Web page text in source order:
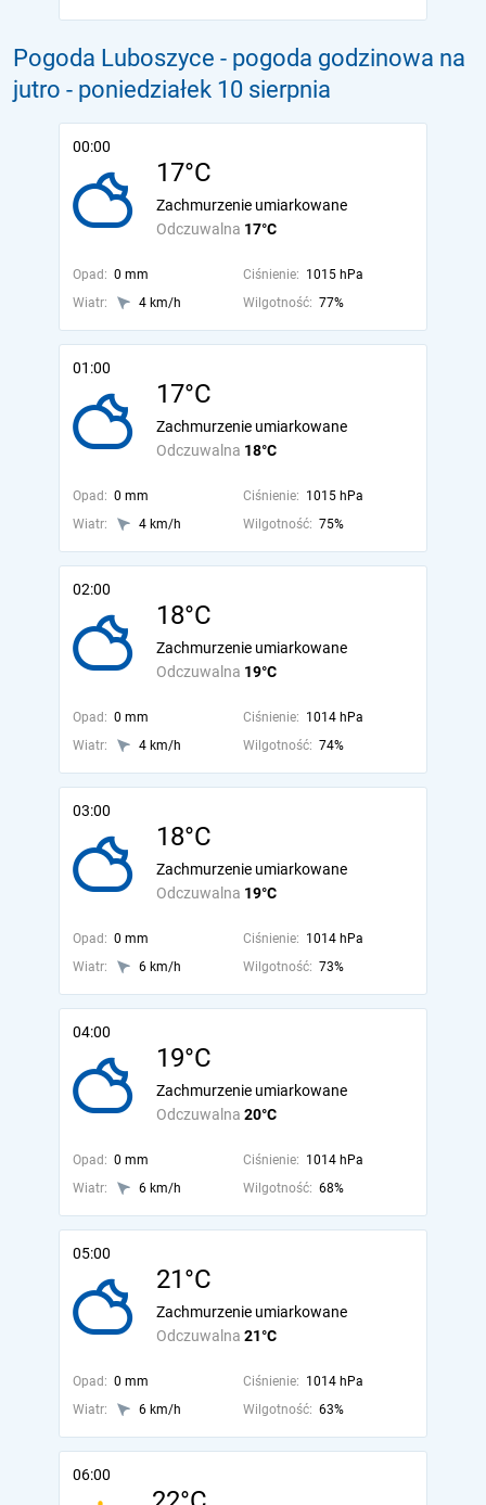
Pogoda Luboszyce - pogoda godzinowa na
jutro - poniedziałek 10 sierpnia
00:00
17°C
Odczuwalna 17°C
Zachmurzenie umiarkowane
Opad: 0 mm Ciśnienie: 1015 hPa
Wiatr:
4 km/h Wilgotność: 77%
01:00
17°C
Odczuwalna 18°C
Zachmurzenie umiarkowane
Opad: 0 mm Ciśnienie: 1015 hPa
Wiatr:
4 km/h Wilgotność: 75%
02:00
18°C
Odczuwalna 19°C
Zachmurzenie umiarkowane
Opad: 0 mm Ciśnienie: 1014 hPa
Wiatr:
4 km/h Wilgotność: 74%
03:00
18°C
Odczuwalna 19°C
Zachmurzenie umiarkowane
Opad: 0 mm Ciśnienie: 1014 hPa
Wiatr:
6 km/h Wilgotność: 73%
04:00
19°C
Odczuwalna 20°C
Zachmurzenie umiarkowane
Opad: 0 mm Ciśnienie: 1014 hPa
Wiatr:
6 km/h Wilgotność: 68%
05:00
21°C
Odczuwalna 21°C
Zachmurzenie umiarkowane
Opad: 0 mm Ciśnienie: 1014 hPa
Wiatr:
6 km/h Wilgotność: 63%
06:00